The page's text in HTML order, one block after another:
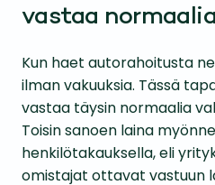
vastaa
Kun haet autorahoitusta
ilman vakuuksia. Tässä
vastaa täysin normaalia
Toisin sanoen laina
henkilötakauksella, eli
omistajat ottavat vastuun